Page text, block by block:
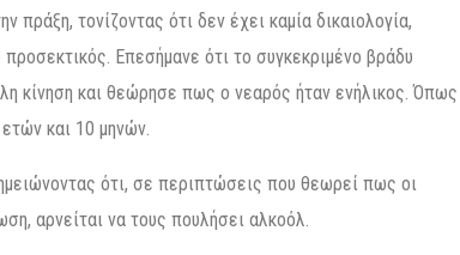
τονίζοντας ότι δεν έχει καμία δικαιολογία,
Επεσήμανε ότι το συγκεκριμένο βράδυ
κίνηση και θεώρησε πως ο νεαρός ήταν ενήλικος. Όπως
και 10 μηνών.
ότι, σε περιπτώσεις που θεωρεί πως οι
αρνείται να τους πουλήσει αλκοόλ.